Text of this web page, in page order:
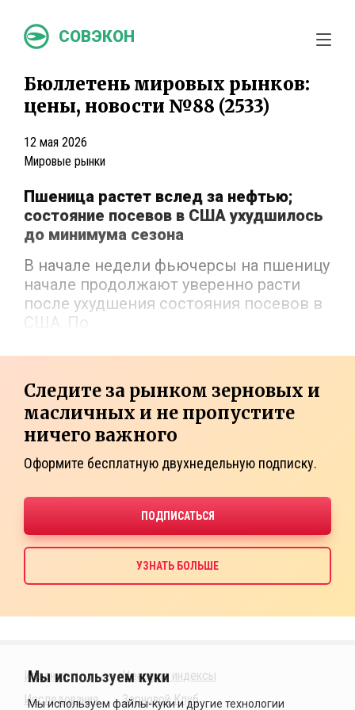
СОВЭКОН
Бюллетень мировых рынков:
цены, новости №88 (2533)
12 мая 2026
Мировые рынки
Пшеница растет вслед за нефтью;
состояние посевов в США ухудшилось
до минимума сезона
В начале недели фьючерсы на пшеницу
начале продолжают уверенно расти
после ухудшения состояния посевов в
США. По
Следите за рынком зерновых и
масличных и не пропустите
ничего важного
Оформите бесплатную двухнедельную подписку.
Издания
Исследования
Ценовые индексы
Зерновой Клуб